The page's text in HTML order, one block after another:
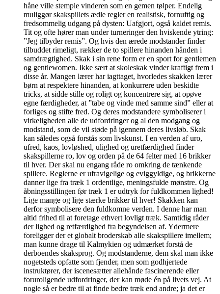
håne ville stemple vinderen som en gemen tølper. Endelig
muliggør skakspillets ædle regler en realistisk, fornuftig og
fredsommelig udgang på dysten: Uafgjort, også kaldet remis.
Tit og ofte hører man under turneringer den hviskende ytring:
”Jeg tilbyder remis”. Og hvis den ærede modstander finder
tilbuddet rimeligt, rækker de to spillere hinanden hånden i
samdrægtighed. Skak i sin rene form er en sport for gentlemen
og gentlewomen. Ikke sært at skoleskak vinder kraftigt frem i
disse år. Mangen lærer har iagttaget, hvorledes skakken lærer
børn at respektere hinanden, at konkurrere uden beskidte
tricks, at sidde stille og roligt og koncentrere sig, at opøve
egne færdigheder, at ”tabe og vinde med samme sind” eller at
forliges og stifte fred. Og deres modstandere symboliserer i
virkeligheden alle de udfordringer og al den modgang og
modstand, som de vil støde på igennem deres livsløb. Skak
kan således også forstås som livskunst. I en verden af uro,
ufred, kaos, lovløshed, ulighed og uretfærdighed finder
skakspillerne ro, lov og orden på de 64 felter med 16 brikker
til hver. Der skal nu engang råde ro omkring de tænkende
spillere. Reglerne er ufravigelige og eviggyldige, og brikkerne
danner lige fra træk 1 ordentlige, meningsfulde mønstre. Og
åbningsstillingen før træk 1 er udtryk for fuldkommen lighed!
Lige mange og lige stærke brikker til hver! Skakken kan
derfor symbolisere den fuldkomne verden. I denne har man
altid frihed til at foretage ethvert lovligt træk. Samtidig råder
der lighed og retfærdighed fra begyndelsen af. Ydermere
foreligger der et globalt broderskab alle skakspillere imellem;
man kunne drage til Kalmykien og udmærket forstå de
derboendes skaksprog. Og modstanderne, dem skal man ikke
nogetsteds opfatte som fjender, men som godhjertede
instruktører, der iscenesætter allehånde fascinerende eller
foruroligende udfordringer, der kan møde én på livets vej. At
nogle så er bedre til at finde bedre træk end andre; ja det er